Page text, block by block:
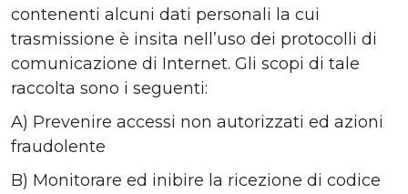
contenenti alcuni dati personali la cui
trasmissione è insita nell’uso dei protocolli di
comunicazione di Internet. Gli scopi di tale
raccolta sono i seguenti:
A) Prevenire accessi non autorizzati ed azioni
fraudolente
B) Monitorare ed inibire la ricezione di codice